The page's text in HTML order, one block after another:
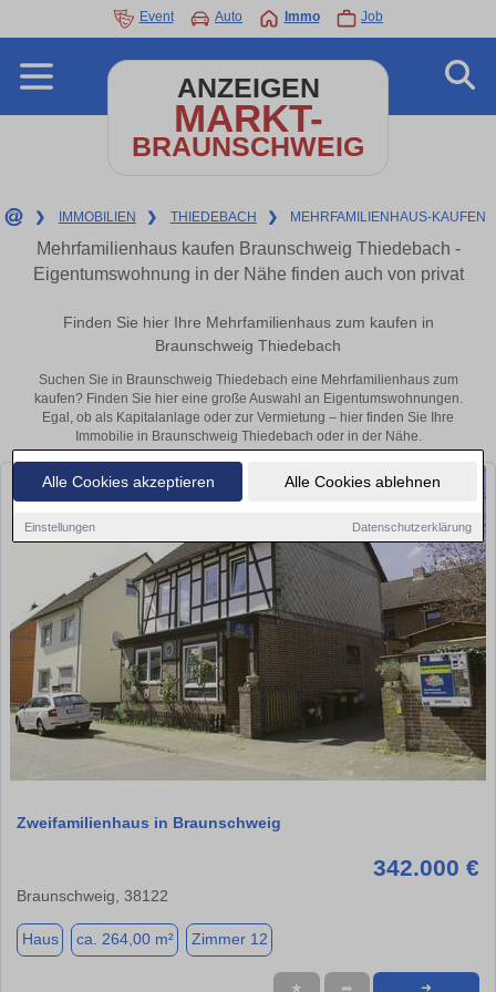
Alle Cookies akzeptieren Alle Cookies ablehnen
Einstellungen Datenschutzerklärung
Event Auto Immo Job
ANZEIGEN
MARKT-
BRAUNSCHWEIG
❯ IMMOBILIEN ❯ THIEDEBACH ❯ MEHRFAMILIENHAUS-KAUFEN
Mehrfamilienhaus kaufen Braunschweig Thiedebach -
Eigentumswohnung in der Nähe finden auch von privat
Finden Sie hier Ihre Mehrfamilienhaus zum kaufen in
Braunschweig Thiedebach
Suchen Sie in Braunschweig Thiedebach eine Mehrfamilienhaus zum
kaufen? Finden Sie hier eine große Auswahl an Eigentumswohnungen.
Egal, ob als Kapitalanlage oder zur Vermietung – hier finden Sie Ihre
Immobilie in Braunschweig Thiedebach oder in der Nähe.
1 / 10
Zweifamilienhaus in Braunschweig
342.000 €
Braunschweig, 38122
Haus ca. 264,00 m² Zimmer 12
★ ➦ ➜